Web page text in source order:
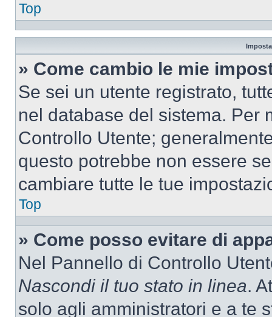
Top
» Come cambio le mie
Se sei un utente registrato,
nel database del sistema. Per
Controllo Utente;
questo potrebbe non essere
cambiare tutte le tue
Top
» Come posso evitare di
Nel Pannello di Controllo
Nascondi il tuo stato in linea.
solo agli amministratori e a te